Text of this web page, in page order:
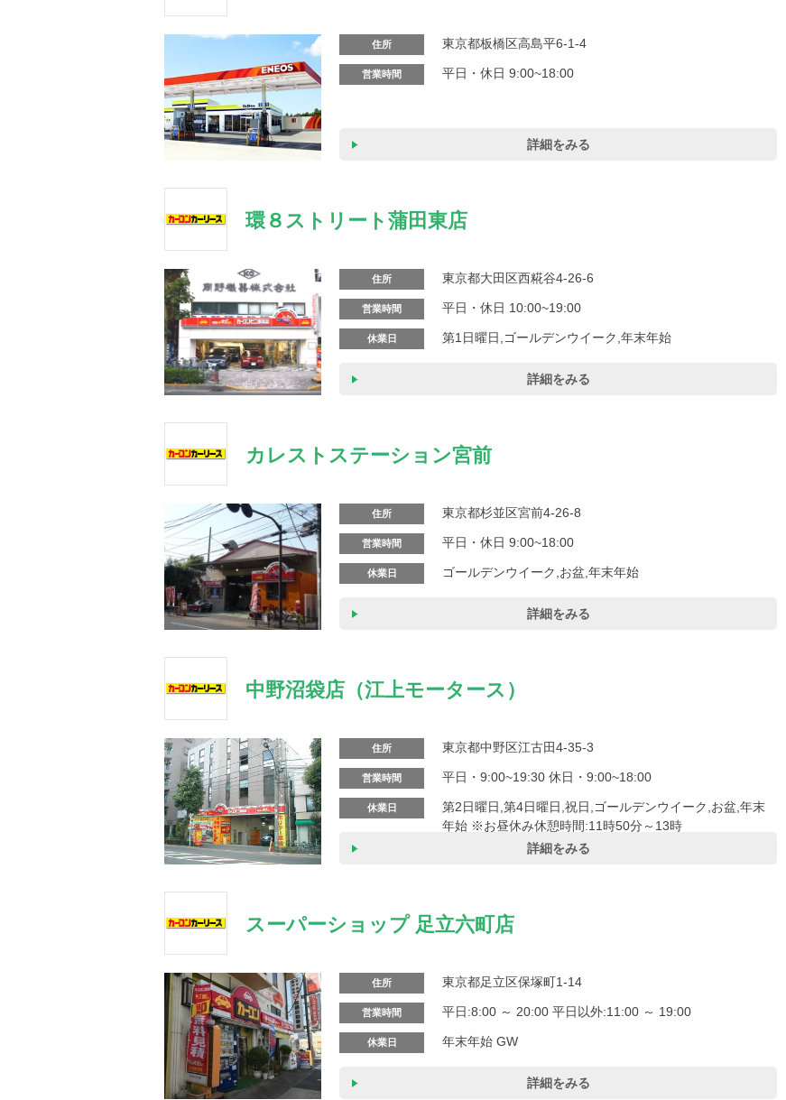
住所 東京都板橋区高島平6-1-4
営業時間 平日・休日 9:00~18:00
詳細をみる
環８ストリート蒲田東店
住所 東京都大田区西糀谷4-26-6
営業時間 平日・休日 10:00~19:00
休業日 第1日曜日,ゴールデンウイーク,年末年始
詳細をみる
カレストステーション宮前
住所 東京都杉並区宮前4-26-8
営業時間 平日・休日 9:00~18:00
休業日 ゴールデンウイーク,お盆,年末年始
詳細をみる
中野沼袋店（江上モータース）
住所 東京都中野区江古田4-35-3
営業時間 平日・9:00~19:30 休日・9:00~18:00
休業日
第2日曜日,第4日曜日,祝日,ゴールデンウイーク,お盆,年末
年始 ※お昼休み休憩時間:11時50分～13時
詳細をみる
スーパーショップ 足立六町店
住所 東京都足立区保塚町1-14
営業時間 平日:8:00 ～ 20:00 平日以外:11:00 ～ 19:00
休業日 年末年始 GW
詳細をみる